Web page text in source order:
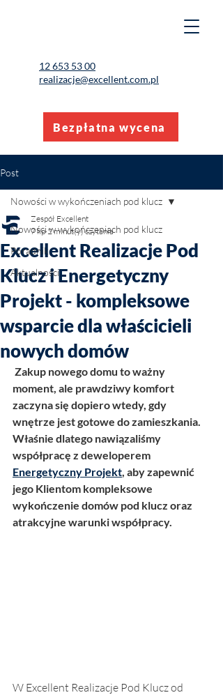
12 653 53 00
realizacje@excellent.com.pl
Bezpłatna wycena
Post
Nowości w wykończeniach pod klucz
Poradnik
Aktualności
Nowości w wykończeniach pod klucz
Excellent Realizacje Pod
Klucz i Energetyczny
Projekt - kompleksowe
wsparcie dla właścicieli
nowych domów
Zespół Excellent
7 lip 2 minut(y) czytania
Zakup nowego domu to ważny
moment, ale prawdziwy komfort
zaczyna się dopiero wtedy, gdy
wnętrze jest gotowe do zamieszkania.
Właśnie dlatego nawiązaliśmy
współpracę z deweloperem
Energetyczny Projekt, aby zapewnić
jego Klientom kompleksowe
wykończenie domów pod klucz oraz
atrakcyjne warunki współpracy.
W Excellent Realizacje Pod Klucz od